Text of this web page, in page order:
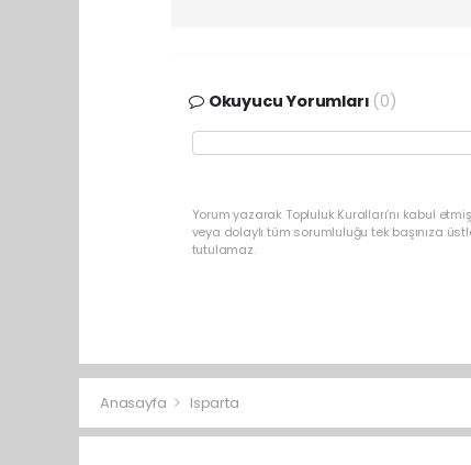
Okuyucu Yorumları (0)
Yorum yazarak Topluluk Kuralları’nı kabul
veya dolaylı tüm sorumluluğu tek başınıza
tutulamaz.
Anasayfa Isparta